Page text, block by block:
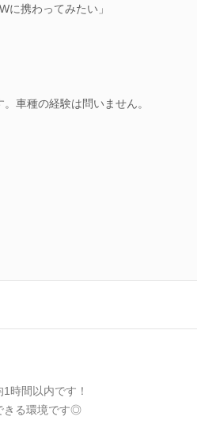
に携わってみたい」
車種の経験は問いません。
時間以内です！
きる環境です◎